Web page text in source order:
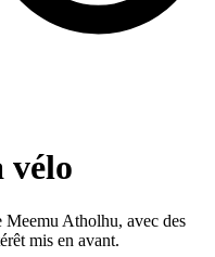
vélo
Meemu Atholhu, avec des
mis en avant.